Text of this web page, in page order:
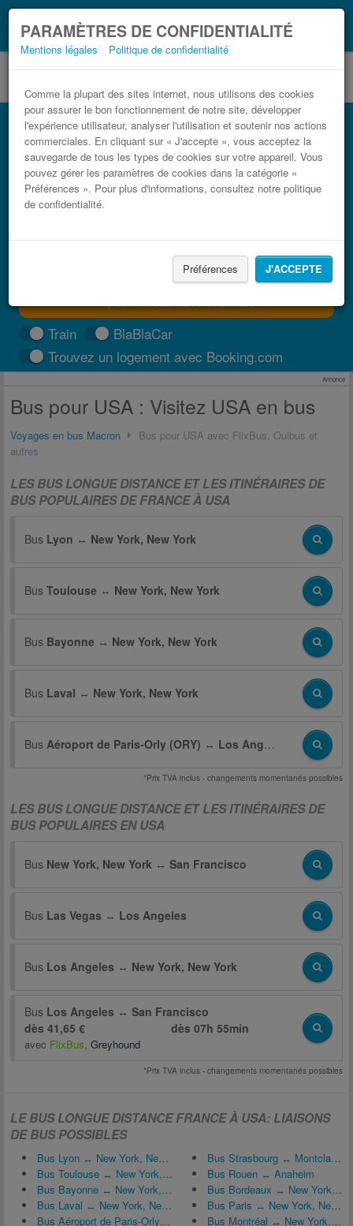
PARAMÈTRES DE CONFIDENTIALITÉ
Mentions légales Politique de confidentialité
Comme la plupart des sites internet, nous utilisons des cookies
pour assurer le bon fonctionnement de notre site, développer
l'expérience utilisateur, analyser l'utilisation et soutenir nos actions
commerciales. En cliquant sur « J'accepte », vous acceptez la
sauvegarde de tous les types de cookies sur votre appareil. Vous
pouvez gérer les paramètres de cookies dans la catégorie «
Préférences ». Pour plus d'informations, consultez notre politique
de confidentialité.
Préférences J'ACCEPTE
Coronavirus (COVID-19):Ce que vous devez
savoir, lorsque vous voyagez
Bus USA pas cher
Trouvez votre billet de bus moins cher
TROUVER UN TRAJET
Train
BlaBlaCar
Trouvez un logement avec Booking.com
Annonce
Bus pour USA : Visitez USA en bus
Voyages en bus Macron
Bus pour USA avec FlixBus, Ouibus et
autres
LES BUS LONGUE DISTANCE ET LES ITINÉRAIRES DE
BUS POPULAIRES DE FRANCE À USA
Bus Lyon ↔ New York, New York
Bus Toulouse ↔ New York, New York
Bus Bayonne ↔ New York, New York
Bus Laval ↔ New York, New York
Bus Aéroport de Paris-Orly (ORY) ↔ Los Angeles
*Prix TVA inclus - changements momentanés possibles
LES BUS LONGUE DISTANCE ET LES ITINÉRAIRES DE
BUS POPULAIRES EN USA
Bus New York, New York ↔ San Francisco
Bus Las Vegas ↔ Los Angeles
Bus Los Angeles ↔ New York, New York
Bus Los Angeles ↔ San Francisco
dès 41,65 €
dès 07h 55min
avec FlixBus, Greyhound
*Prix TVA inclus - changements momentanés possibles
LE BUS LONGUE DISTANCE FRANCE À USA: LIAISONS
DE BUS POSSIBLES
Bus Lyon ↔ New York, New York
Bus Toulouse ↔ New York, New York
Bus Bayonne ↔ New York, New York
Bus Laval ↔ New York, New York
Bus Aéroport de Paris-Orly (ORY) ↔ Los Angeles
Bus Strasbourg ↔ Montclair (CA)
Bus Rouen ↔ Anaheim
Bus Bordeaux ↔ New York, New York
Bus Paris ↔ New York, New York
Bus Montréal ↔ New York, New York